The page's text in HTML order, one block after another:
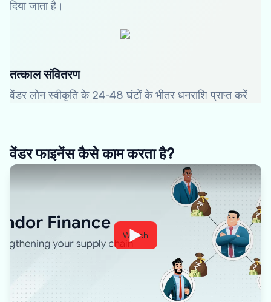
दिया जाता है।
तत्काल संवितरण
वेंडर लोन स्वीकृति के 24-48 घंटों के भीतर धनराशि प्राप्त करें
वेंडर फाइनेंस कैसे काम करता है?
Watch